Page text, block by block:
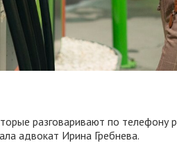
разговаривают по телефону
адвокат Ирина Гребнева.